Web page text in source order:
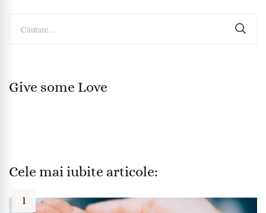
după:
Give some Love
Cele mai iubite articole: